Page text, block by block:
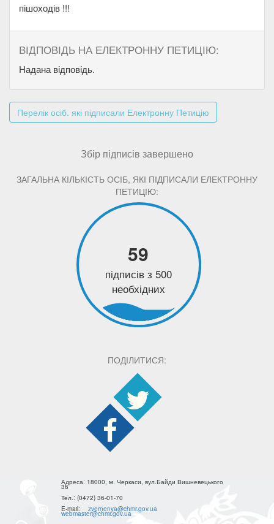
пішоходів !!!
ВІДПОВІДЬ НА ЕЛЕКТРОННУ ПЕТИЦІЮ:
Надана відповідь.
Перелік осіб. які підписали Електронну Петицію
Збір підписів завершено
ЗАГАЛЬНА КІЛЬКІСТЬ ОСІБ, ЯКІ ПІДПИСАЛИ ЕЛЕКТРОННУ
ПЕТИЦІЮ:
59
підписів з 500
необхідних
ПОДІЛИТИСЯ:
Адреса: 18000, м. Черкаси, вул.Байди Вишневецького
36
Тел.: (0472) 36-01-70
E-mail:
zvernenya@chmr.gov.ua
webmaster@chmr.gov.ua